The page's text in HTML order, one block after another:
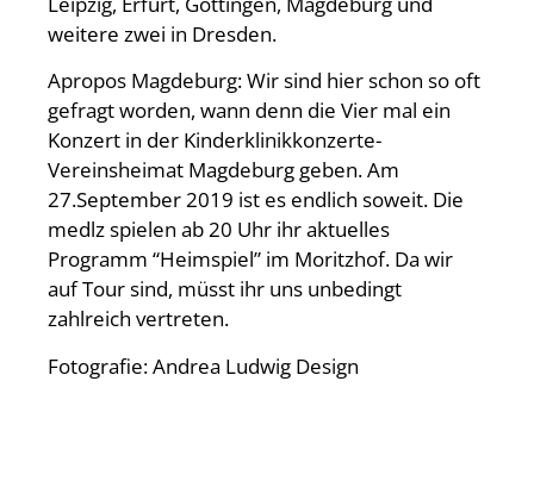
weitere zwei in Dresden.
Apropos Magdeburg: Wir sind hier schon so oft
gefragt worden, wann denn die Vier mal ein
Konzert in der Kinderklinikkonzerte-
Vereinsheimat Magdeburg geben. Am
27.September 2019 ist es endlich soweit. Die
medlz spielen ab 20 Uhr ihr aktuelles
Programm “Heimspiel” im Moritzhof. Da wir
auf Tour sind, müsst ihr uns unbedingt
zahlreich vertreten.
Fotografie: Andrea Ludwig Design